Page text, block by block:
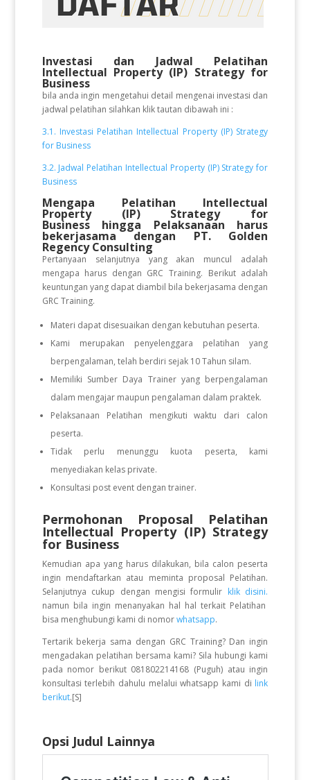
Investasi dan Jadwal Pelatihan
Intellectual Property (IP) Strategy for
Business
bila anda ingin mengetahui detail mengenai investasi dan
jadwal pelatihan silahkan klik tautan dibawah ini :
3.1. Investasi Pelatihan Intellectual Property (IP) Strategy
for Business
3.2. Jadwal Pelatihan Intellectual Property (IP) Strategy for
Business
Mengapa Pelatihan Intellectual
Property (IP) Strategy for
Business hingga Pelaksanaan harus
bekerjasama dengan PT. Golden
Regency Consulting
Pertanyaan selanjutnya yang akan muncul adalah
mengapa harus dengan GRC Training. Berikut adalah
keuntungan yang dapat diambil bila bekerjasama dengan
GRC Training.
Materi dapat disesuaikan dengan kebutuhan peserta.
Kami merupakan penyelenggara pelatihan yang
berpengalaman, telah berdiri sejak 10 Tahun silam.
Memiliki Sumber Daya Trainer yang berpengalaman
dalam mengajar maupun pengalaman dalam praktek.
Pelaksanaan Pelatihan mengikuti waktu dari calon
peserta.
Tidak perlu menunggu kuota peserta, kami
menyediakan kelas private.
Konsultasi post event dengan trainer.
Permohonan Proposal Pelatihan
Intellectual Property (IP) Strategy
for Business
Kemudian apa yang harus dilakukan, bila calon peserta
ingin mendaftarkan atau meminta proposal Pelatihan.
Selanjutnya cukup dengan mengisi formulir klik disini.
namun bila ingin menanyakan hal hal terkait Pelatihan
bisa menghubungi kami di nomorwhatsapp.
Tertarik bekerja sama dengan GRC Training? Dan ingin
mengadakan pelatihan bersama kami? Sila hubungi kami
pada nomor berikut 081802214168 (Puguh) atau ingin
konsultasi terlebih dahulu melalui whatsapp kami di link
berikut.[S]
Opsi Judul Lainnya